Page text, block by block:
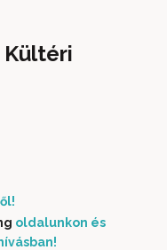
Kültéri
oldalunkon és